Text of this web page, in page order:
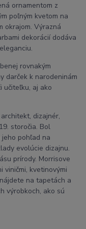
ornamentom z
poľným kvetom na
okrajom. Výrazná
dekorácií dodáva
rovnakým
darček k narodeninám
učiteľku, aj ako
dizajnér,
storočia. Bol
pohľad na
evolúcie dizajnu.
prírody. Morrisove
viničmi, kvetinovými
na tapetách a
výrobkoch, ako sú